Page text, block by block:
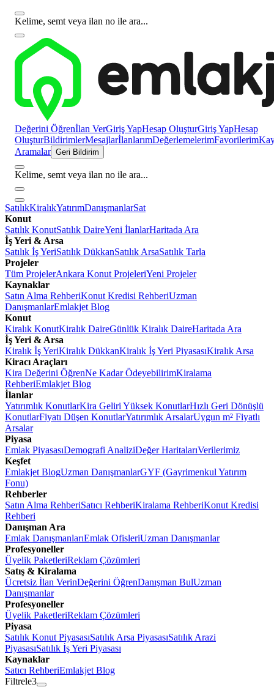
Kelime, semt veya ilan no ile ara...
Değerini Öğrenİlan VerGiriş YapHesap OluşturGiriş YapHesap
OluşturBildirimlerMesajlarİlanlarımDeğerlemelerimFavorilerim
Aramalar Geri Bildirim
Kelime, semt veya ilan no ile ara...
SatılıkKiralıkYatırımDanışmanlarSat
Konut
Satılık KonutSatılık DaireYeni İlanlarHaritada Ara
İş Yeri & Arsa
Satılık İş YeriSatılık DükkanSatılık ArsaSatılık Tarla
Projeler
Tüm ProjelerAnkara Konut ProjeleriYeni Projeler
Kaynaklar
Satın Alma RehberiKonut Kredisi RehberiUzman
DanışmanlarEmlakjet Blog
Konut
Kiralık KonutKiralık DaireGünlük Kiralık DaireHaritada Ara
İş Yeri & Arsa
Kiralık İş YeriKiralık DükkanKiralık İş Yeri PiyasasıKiralık Arsa
Kiracı Araçları
Kira Değerini ÖğrenNe Kadar ÖdeyebilirimKiralama
RehberiEmlakjet Blog
İlanlar
Yatırımlık KonutlarKira Geliri Yüksek KonutlarHızlı Geri Dönüşlü
KonutlarFiyatı Düşen KonutlarYatırımlık ArsalarUygun m² Fiyatlı
Arsalar
Piyasa
Emlak PiyasasıDemografi AnaliziDeğer HaritalarıVerilerimiz
Keşfet
Emlakjet BlogUzman DanışmanlarGYF (Gayrimenkul Yatırım
Fonu)
Rehberler
Satın Alma RehberiSatıcı RehberiKiralama RehberiKonut Kredisi
Rehberi
Danışman Ara
Emlak DanışmanlarıEmlak OfisleriUzman Danışmanlar
Profesyoneller
Üyelik PaketleriReklam Çözümleri
Satış & Kiralama
Ücretsiz İlan VerinDeğerini ÖğrenDanışman BulUzman
Danışmanlar
Profesyoneller
Üyelik PaketleriReklam Çözümleri
Piyasa
Satılık Konut PiyasasıSatılık Arsa PiyasasıSatılık Arazi
PiyasasıSatılık İş Yeri Piyasası
Kaynaklar
Satıcı RehberiEmlakjet Blog
Filtrele3